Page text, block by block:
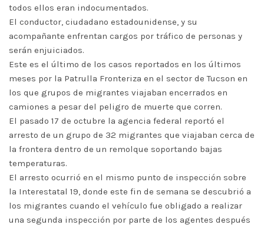
todos ellos eran indocumentados.
El conductor, ciudadano estadounidense, y su
acompañante enfrentan cargos por tráfico de personas y
serán enjuiciados.
Este es el último de los casos reportados en los últimos
meses por la Patrulla Fronteriza en el sector de Tucson en
los que grupos de migrantes viajaban encerrados en
camiones a pesar del peligro de muerte que corren.
El pasado 17 de octubre la agencia federal reportó el
arresto de un grupo de 32 migrantes que viajaban cerca de
la frontera dentro de un remolque soportando bajas
temperaturas.
El arresto ocurrió en el mismo punto de inspección sobre
la Interestatal 19, donde este fin de semana se descubrió a
los migrantes cuando el vehículo fue obligado a realizar
una segunda inspección por parte de los agentes después